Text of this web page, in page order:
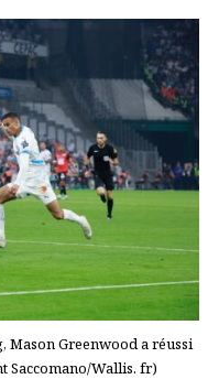
Mason Greenwood a réussi
Saccomano/Wallis. fr)